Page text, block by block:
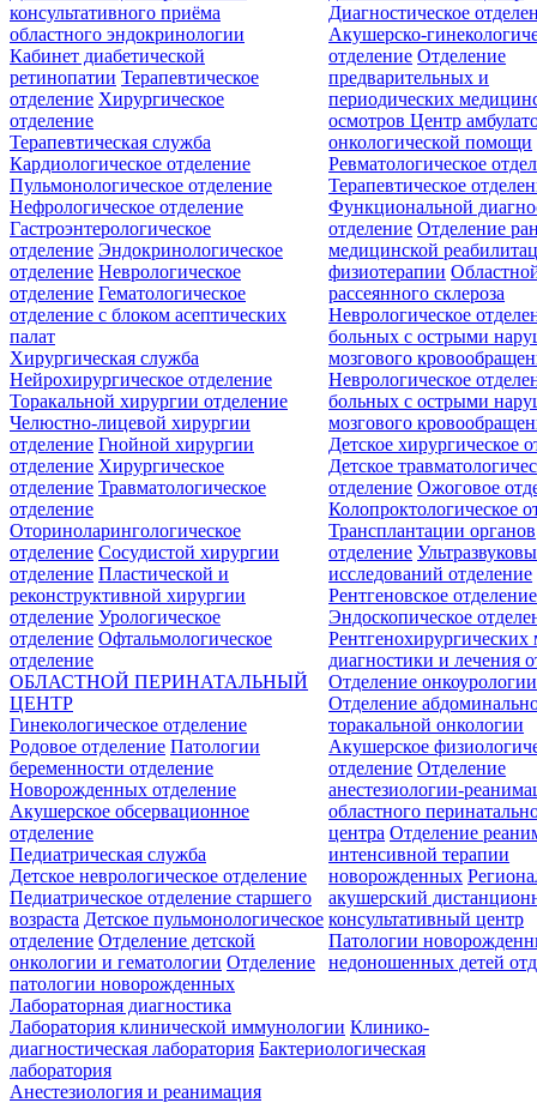
консультативного приёма
областного эндокринологии
Кабинет диабетической
ретинопатии Терапевтическое
отделение Хирургическое
отделение
Диагностическое
Акушерско-
отделение Отделение
предварительных и
периодических
осмотровЦентр
онкологической помощи
Терапевтическая служба
Кардиологическое отделение
Пульмонологическое отделение
Нефрологическое отделение
Гастроэнтерологическое
отделение Эндокринологическое
отделение Неврологическое
отделение Гематологическое
отделение c блоком асептических
палат
Ревматологическое
Терапевтическое
Функциональной
отделение Отделение
медицинской
физиотерапии
рассеянного склероза
Неврологическое
больных с острыми
мозгового
Неврологическое
больных с острыми
мозгового
Хирургическая служба
Нейрохирургическое отделение
Торакальной хирургии отделение
Челюстно-лицевой хирургии
отделение Гнойной хирургии
отделение Хирургическое
отделение Травматологическое
отделение
Оториноларингологическое
отделение Сосудистой хирургии
отделение Пластической и
реконструктивной хирургии
отделение Урологическое
отделение Офтальмологическое
отделение
Детское хирургическое
Детское
отделение Ожоговое
Колопроктологическое
Трансплантации органов
отделение
исследований отделение
Рентгеновское отделение
Эндоскопическое
Рентгенохирургических
диагностики и лечения
Отделение онкоурологии
Отделение
торакальной онкологии
ОБЛАСТНОЙ ПЕРИНАТАЛЬНЫЙ
ЦЕНТР
Гинекологическое отделение
Родовое отделение Патологии
беременности отделение
Новорожденных отделение
Акушерское обсервационное
отделение
Акушерское
отделение Отделение
анестезиологии-
областного
центра Отделение
интенсивной терапии
новорожденных
акушерский
консультативный центр
Патологии
недоношенных детей
Педиатрическая служба
Детское неврологическое отделение
Педиатрическое отделение старшего
возраста Детское пульмонологическое
отделение Отделение детской
онкологии и гематологии Отделение
патологии новорожденных
Лабораторная диагностика
Лаборатория клинической иммунологии Клинико-
диагностическая лаборатория Бактериологическая
лаборатория
Анестезиология и реанимация